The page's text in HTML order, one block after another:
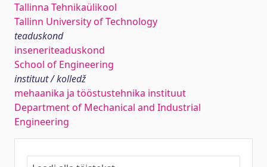
Tallinna Tehnikaülikool
Tallinn University of Technology
teaduskond
inseneriteaduskond
School of Engineering
instituut / kolledž
mehaanika ja tööstustehnika instituut
Department of Mechanical and Industrial
Engineering